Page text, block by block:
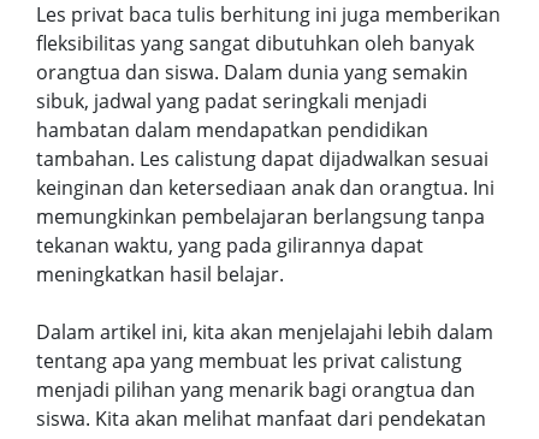
Les privat baca tulis berhitung ini juga memberikan
fleksibilitas yang sangat dibutuhkan oleh banyak
orangtua dan siswa. Dalam dunia yang semakin
sibuk, jadwal yang padat seringkali menjadi
hambatan dalam mendapatkan pendidikan
tambahan. Les calistung dapat dijadwalkan sesuai
keinginan dan ketersediaan anak dan orangtua. Ini
memungkinkan pembelajaran berlangsung tanpa
tekanan waktu, yang pada gilirannya dapat
meningkatkan hasil belajar.
Dalam artikel ini, kita akan menjelajahi lebih dalam
tentang apa yang membuat les privat calistung
menjadi pilihan yang menarik bagi orangtua dan
siswa. Kita akan melihat manfaat dari pendekatan